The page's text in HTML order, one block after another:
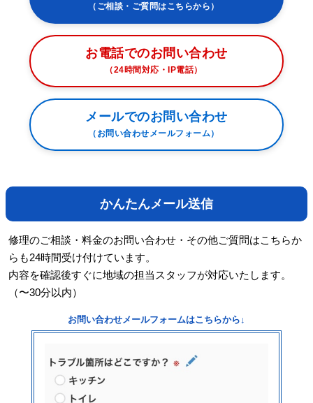
（ご相談・ご質問はこちらから）
お電話でのお問い合わせ
（24時間対応・IP電話）
メールでのお問い合わせ
（お問い合わせメールフォーム）
かんたんメール送信
修理のご相談・料金のお問い合わせ・その他ご質問はこちらか
らも24時間受け付けています。
内容を確認後すぐに地域の担当スタッフが対応いたします。
（〜30分以内）
お問い合わせメールフォームはこちらから↓